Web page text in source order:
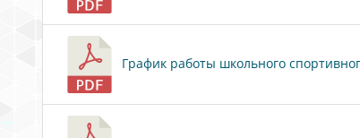
График работы школьного